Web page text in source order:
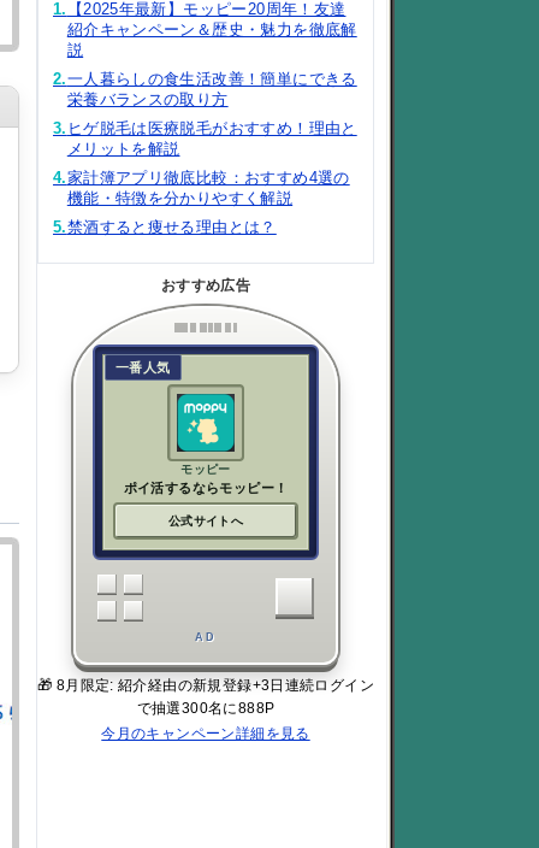
1.
【2025年最新】モッピー20周年！友達
紹介キャンペーン＆歴史・魅力を徹底解
説
2.一人暮らしの食生活改善！簡単にできる
栄養バランスの取り方
3. ヒゲ脱毛は医療脱毛がおすすめ！理由と
メリットを解説
4.家計簿アプリ徹底比較：おすすめ4選の
機能・特徴を分かりやすく解説
5.禁酒すると痩せる理由とは？
おすすめ広告
一番人気
モッピー
ポイ活するならモッピー！
公式サイトへ
AD
🎁 8月限定: 紹介経由の新規登録+3日連続ログイン
で抽選300名に888P
今月のキャンペーン詳細を見る